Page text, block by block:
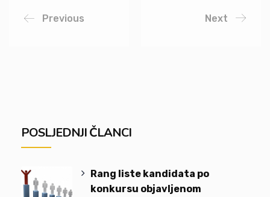
Previous Next
POSLJEDNJI ČLANCI
Rang liste kandidata po
konkursu objavljenom